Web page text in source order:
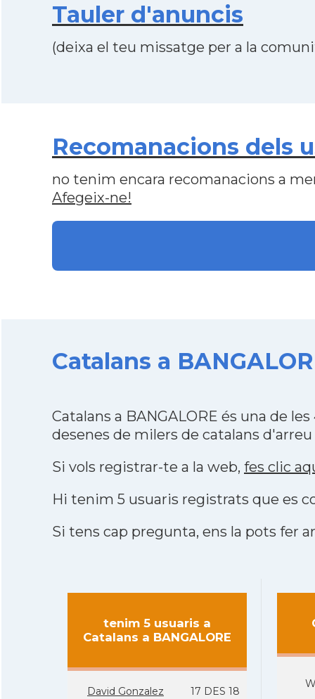
Tauler d'anuncis
(deixa el teu missatge per a la
Recomanacions dels
no tenim encara recomanacions a
Afegeix-ne!
Catalans a
Catalans a BANGALORE és una de
desenes de milers de catalans
Si vols registrar-te a la web, fes clic
Hi tenim 5 usuaris registrats que es
Si tens cap pregunta, ens la pots fer
tenim 5 usuaris a
Catalans a BANGALORE
David Gonzalez 17 DES 18